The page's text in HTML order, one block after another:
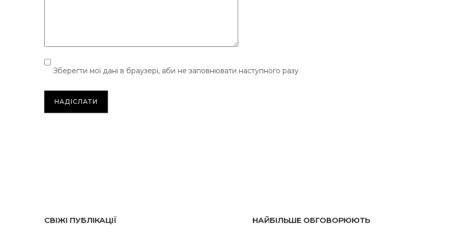
Зберегти мої дані в браузері, аби не заповнювати наступного разу
СВІЖІ ПУБЛІКАЦІЇ НАЙБІЛЬШЕ ОБГОВОРЮЮТЬ